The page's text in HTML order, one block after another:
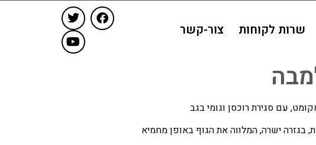
שרות לקוחות צור-קשר
עם סגירת רוכסן וגומי בגב
בגזרה ישרה, המלווה את הגוף באופן מחמיא